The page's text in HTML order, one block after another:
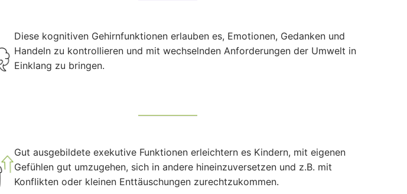
Diese kognitiven Gehirnfunktionen erlauben es, Emotionen, Gedanken und
Handeln zu kontrollieren und mit wechselnden Anforderungen der Umwelt in
Einklang zu bringen.
Gut ausgebildete exekutive Funktionen erleichtern es Kindern, mit eigenen
Gefühlen gut umzugehen, sich in andere hineinzuversetzen und z.B. mit
Konflikten oder kleinen Enttäuschungen zurechtzukommen.